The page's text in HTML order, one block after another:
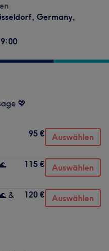
Germany,
💖
95 € Auswählen
115 € Auswählen
&
120 € Auswählen